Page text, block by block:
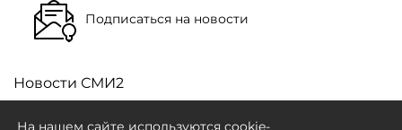
Подписаться на новости
Новости СМИ2
На нашем сайте используются cookie-